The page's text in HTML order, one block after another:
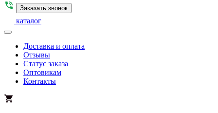
Заказать звонок
каталог
Доставка и оплата
Отзывы
Статус заказа
Оптовикам
Контакты